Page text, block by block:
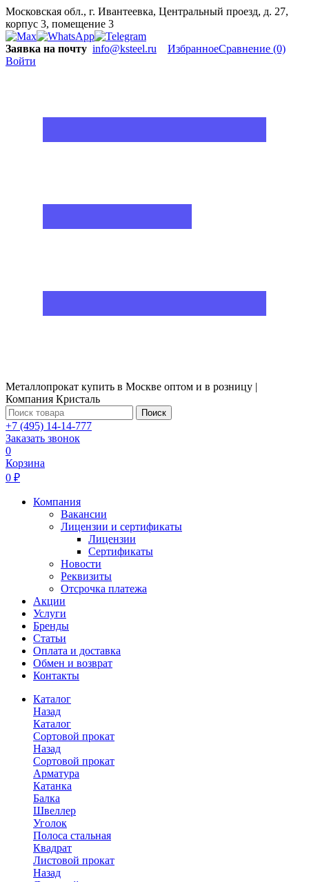
Московская обл., г. Ивантеевка, Центральный проезд, д. 27,
корпус 3, помещение 3
Заявка на почту info@ksteel.ru ИзбранноеСравнение (0)
Войти
Металлопрокат купить в Москве оптом и в розницу |
Компания Кристаль
Поиск
+7 (495) 14-14-777
Заказать звонок
0
Корзина
0 ₽
Компания
Вакансии
Лицензии и сертификаты
Лицензии
Сертификаты
Новости
Реквизиты
Отсрочка платежа
Акции
Услуги
Бренды
Статьи
Оплата и доставка
Обмен и возврат
Контакты
Каталог
Назад
Каталог
Сортовой прокат
Назад
Сортовой прокат
Арматура
Катанка
Балка
Швеллер
Уголок
Полоса стальная
Квадрат
Листовой прокат
Назад